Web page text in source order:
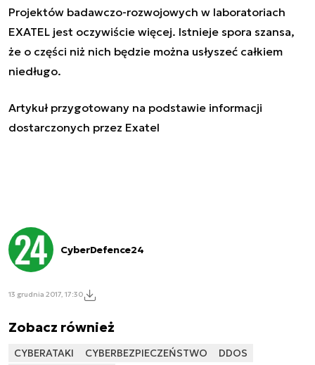
Projektów badawczo-rozwojowych w laboratoriach
EXATEL jest oczywiście więcej. Istnieje spora szansa,
że o części niż nich będzie można usłyszeć całkiem
niedługo.
Artykuł przygotowany na podstawie informacji
dostarczonych przez Exatel
CyberDefence24
13 grudnia 2017, 17:30
Zobacz również
CYBERATAKI CYBERBEZPIECZEŃSTWO
DDOS